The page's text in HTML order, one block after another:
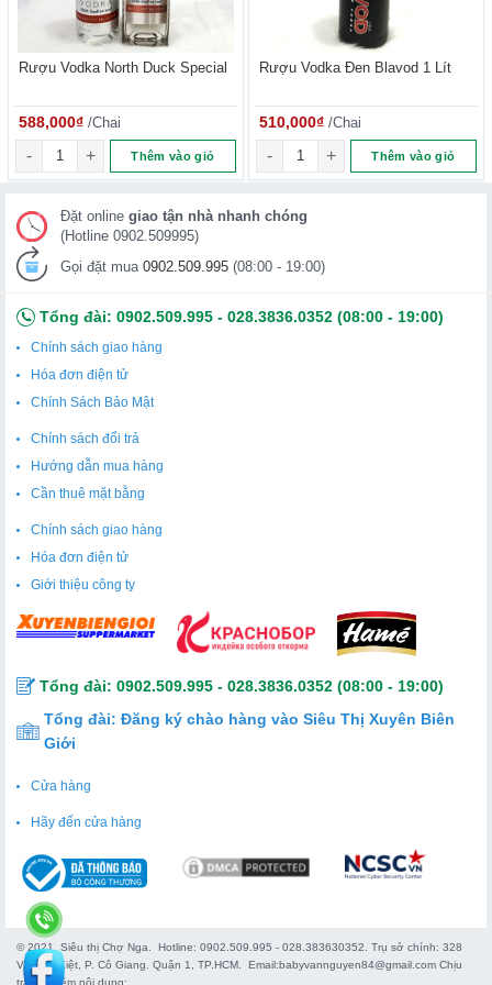
Xuất xứ từ Pháp:
Pháp không chỉ nổi tiếng với nền ẩm thực tuyệt vời mà còn
là nguồn gốc của nhiều loại rượu nổi tiếng trên thế giới.
Rượu Vodka Denikoff được sản xuất và đóng chai tại các
nhà máy tại Pháp, nơi có một truyền thống lâu đời trong
việc sản xuất rượu chất lượng cao. Đây là một bảo đảm về
nguồn gốc và chất lượng cho sản phẩm này.
Rượu Vodka North Duck Special
588,000₫ /Chai
Rượu Vodka North Duck Special số lượng
Thêm vào giỏ
Rượu Vodka Đen Blavod 1 Lít
510,000₫ /Chai
Rượu Vodka Đen Blavod 1 Lít
Thêm vào giỏ
Đặt online giao tận nhà nhanh chóng
(Hotline 0902.509995)
Gọi đặt mua 0902.509.995 (08:00 - 19:00)
Tổng đài: 0902.509.995 - 028.3836.0352 (08:00 - 19:00)
Chính sách giao hàng
Hóa đơn điện tử
Chính Sách Bảo Mật
Chính sách đổi trả
Hướng dẫn mua hàng
Cần thuê mặt bằng
Chính sách giao hàng
Hóa đơn điện tử
Giới thiệu công ty
Tổng đài: 0902.509.995 - 028.3836.0352 (08:00 - 19:00)
Tổng đài: Đăng ký chào hàng vào Siêu Thị Xuyên Biên
Giới
Cửa hàng
Hãy đến cửa hàng
© 2021. Siêu thị Chợ Nga. Hotline: 0902.509.995 - 028.383630352. Trụ sở chính: 328
Võ Văn Kiệt, P. Cô Giang. Quận 1, TP.HCM. Email:babyvannguyen84@gmail.com Chịu
trách nhiệm nội dung: